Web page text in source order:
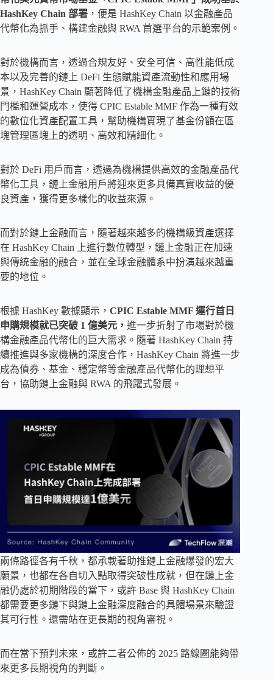
HashKey Chain 部署 ，便是 HashKey Chain 以金融產品
代幣化為抓手、構建金融與 RWA 首選平台的示範案例。
對於機構而言，透過合規友好、安全可信、高性能低成
本以及完善的鏈上 DeFi 生態賦能資產流動性和應用場
景，HashKey Chain 顯著降低了機構金融產品上鏈的技術
門檻和運營成本，使得 CPIC Estable MMF 作為一種有效
的數位化資產配置工具，幫助機構實現了基金份額在區
塊管理區塊上的透明、高效和精細化。
對於 DeFi 用戶而言，透過為機構提供高效的金融產品代
幣化工具，鏈上金融用戶將迎來更多具備真實收益的優
良資產，獲得更多樣化的收益來源。
而對於鏈上金融而言，隨著越來越多的機構級資產選擇
在 HashKey Chain 上進行數位轉型，鏈上金融正在加速
與傳統金融的融合，並在全球金融體系中扮演越來越重
要的地位。
根據 HashKey 數據顯示， CPIC Estable MMF 運行首日
申購規模就已突破 1 億美元， 進一步折射了市場對於機
構金融產品代幣化的巨大需求。隨著 HashKey Chain 持
續推進與多家機構的深度合作，HashKey Chain 將進一步
成為債券、基金、穩定幣等金融產品代幣化的理想平
台，協助鏈上金融與 RWA 的飛躍式發展。
兩條路徑各有千秋，都承載著助推鏈上金融爆發的宏大
願景，也都在各自切入點取得突破性成就，但在鏈上金
融仍處於初期階段的當下，或許 Base 與 HashKey Chain
都需要更多鏈下與鏈上金融深度融合的具體場景來驗證
其可行性。還需站在更長期的視角審視。
而在當下預判未來，或許二者公佈的 2025 路線圖能夠帶
來更多長期視角的判斷。